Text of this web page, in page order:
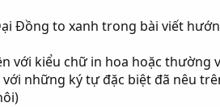
Đồng to xanh trong bài viết
với kiểu chữ in hoa hoặc
những ký tự đặc biệt đã nêu